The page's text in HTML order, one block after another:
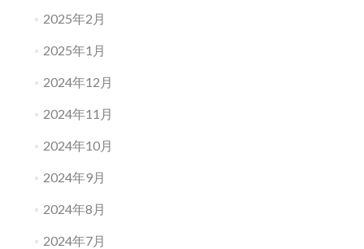
2025年2月
2025年1月
2024年12月
2024年11月
2024年10月
2024年9月
2024年8月
2024年7月